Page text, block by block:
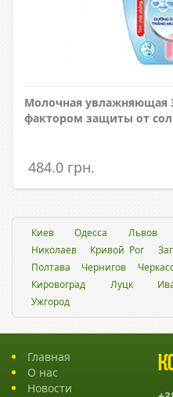
Молочная увлажняющая
фактором защиты от
484.0 грн.
Киев Одесса Львов
Николаев
Кривой Рог
Полтава
Чернигов
Кировоград
Луцк
Ужгород
Главная
О нас
Новости